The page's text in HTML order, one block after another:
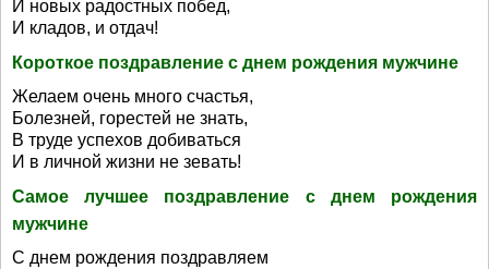
И новых радостных побед,
И кладов, и отдач!
Короткое поздравление с днем рождения мужчине
Желаем очень много счастья,
Болезней, горестей не знать,
В труде успехов добиваться
И в личной жизни не зевать!
Самое лучшее поздравление с днем рождения
мужчине
С днем рождения поздравляем